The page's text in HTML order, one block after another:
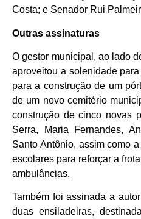
Costa; e Senador Rui
Outras assinaturas
O gestor municipal, ao lado
aproveitou a solenidade
para a construção de um
de um novo cemitério
construção de cinco novas
Serra, Maria Fernandes,
Santo Antônio, assim como
escolares para reforçar a
ambulâncias.
Também foi assinada a
duas ensiladeiras,